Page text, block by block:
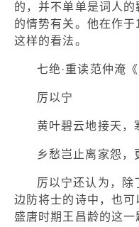
的，并不单单是词人
的情势有关。他在作
这样的看法。
七绝·重读范仲淹
厉以宁
黄叶碧云地接天，
乡愁岂止离家怨，
厉以宁还认为，除
边防将士的诗中，也
盛唐时期王昌龄的这